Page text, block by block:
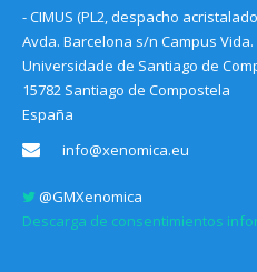
- CIMUS (PL2, despacho
Avda. Barcelona s/n Campus Vida.
Universidade de Santiago de
15782 Santiago de Compostela
España
info@xenomica.eu
@GMXenomica
Descarga de consentimientos